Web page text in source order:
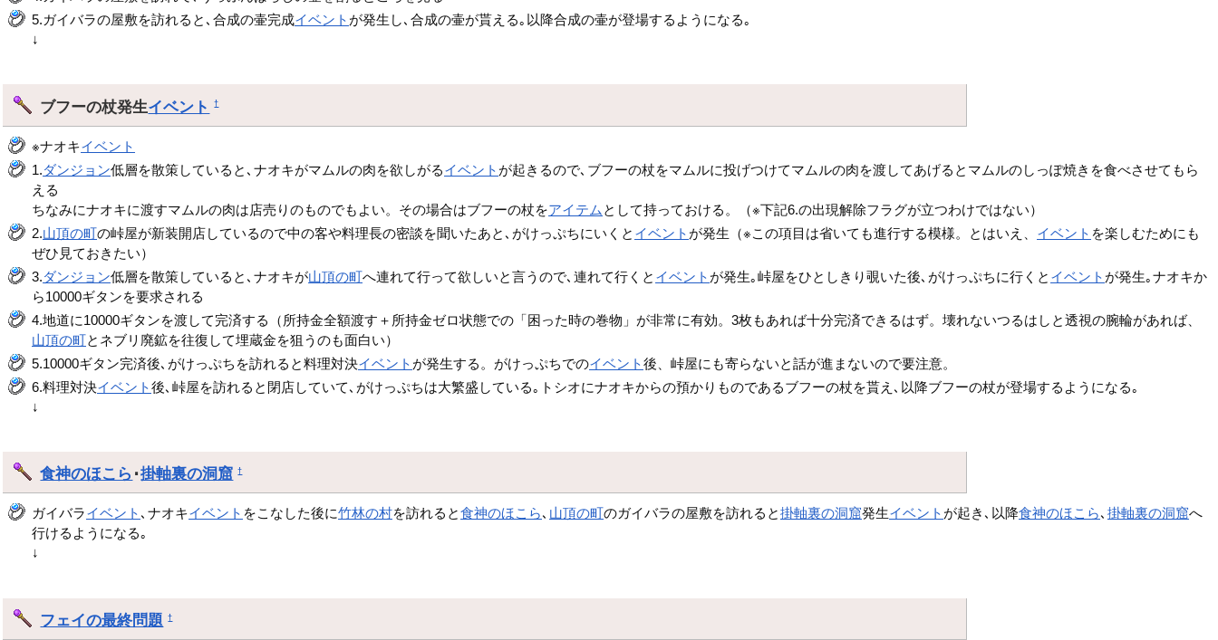
5.ガイバラの屋敷を訪れると､合成の壷完成イベント が発生し､合成の壷が貰える｡以降合成の壷が登場するようになる｡
↓
ブフーの杖発生イベント †
※ナオキイベント
1.ダンジョン低層を散策していると､ナオキがマムルの肉を欲しがるイベント が起きるので､ブフーの杖をマムルに投げつけてマムルの肉を渡してあげるとマムルのしっぽ焼きを食べさせてもら
える
ちなみにナオキに渡すマムルの肉は店売りのものでもよい。その場合はブフーの杖をアイテム として持っておける。（※下記6.の出現解除フラグが立つわけではない）
2.山頂の町の峠屋が新装開店しているので中の客や料理長の密談を聞いたあと､がけっぷちにいくと イベント が発生（※この項目は省いても進行する模様。とはいえ、 イベント を楽しむためにも
ぜひ見ておきたい）
3.ダンジョン低層を散策していると､ナオキが山頂の町へ連れて行って欲しいと言うので､連れて行くと イベント が発生｡峠屋をひとしきり覗いた後､がけっぷちに行くと イベント が発生｡ナオキか
ら10000ギタンを要求される
4.地道に10000ギタンを渡して完済する（所持金全額渡す＋所持金ゼロ状態での「困った時の巻物」が非常に有効。3枚もあれば十分完済できるはず。壊れないつるはしと透視の腕輪があれば、
山頂の町とネブリ廃鉱を往復して埋蔵金を狙うのも面白い）
5.10000ギタン完済後､がけっぷちを訪れると料理対決イベント が発生する。がけっぷちでのイベント後、峠屋にも寄らないと話が進まないので要注意。
6.料理対決イベント後､峠屋を訪れると閉店していて､がけっぷちは大繁盛している｡トシオにナオキからの預かりものであるブフーの杖を貰え､以降ブフーの杖が登場するようになる｡
↓
食神のほこら ･掛軸裏の洞窟 †
ガイバライベント ､ナオキイベント をこなした後に竹林の村を訪れると食神のほこら､ 山頂の町のガイバラの屋敷を訪れると掛軸裏の洞窟発生イベント が起き､以降食神のほこら､掛軸裏の洞窟へ
行けるようになる｡
↓
フェイの最終問題 †